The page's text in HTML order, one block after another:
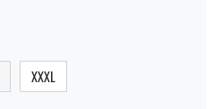
XXXL